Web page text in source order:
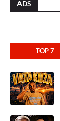
ADS
TOP 7